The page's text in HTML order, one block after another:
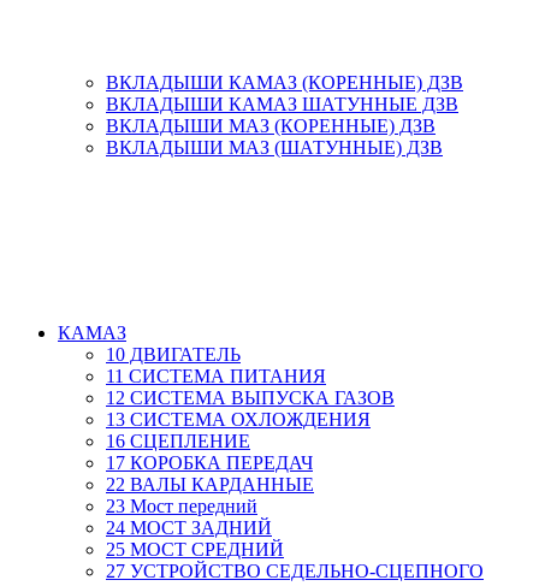
ВКЛАДЫШИ КАМАЗ (КОРЕННЫЕ) ДЗВ
ВКЛАДЫШИ КАМАЗ ШАТУННЫЕ ДЗВ
ВКЛАДЫШИ МАЗ (КОРЕННЫЕ) ДЗВ
ВКЛАДЫШИ МАЗ (ШАТУННЫЕ) ДЗВ
КАМАЗ
10 ДВИГАТЕЛЬ
11 СИСТЕМА ПИТАНИЯ
12 СИСТЕМА ВЫПУСКА ГАЗОВ
13 СИСТЕМА ОХЛОЖДЕНИЯ
16 СЦЕПЛЕНИЕ
17 КОРОБКА ПЕРЕДАЧ
22 ВАЛЫ КАРДАННЫЕ
23 Мост передний
24 МОСТ ЗАДНИЙ
25 МОСТ СРЕДНИЙ
27 УСТРОЙСТВО СЕДЕЛЬНО-СЦЕПНОГО